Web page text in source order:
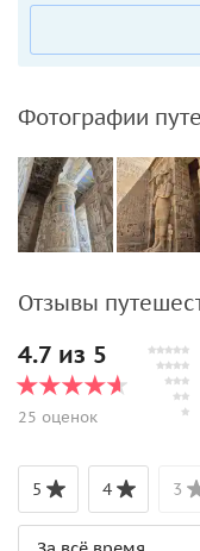
Фотографии
Отзывы
4.7 из 5
25 оценок
5 4 3